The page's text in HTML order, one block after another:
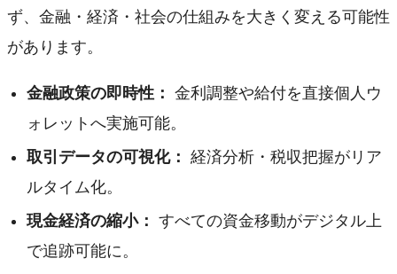
ず、金融・経済・社会の仕組みを大きく変える可能性
があります。
金融政策の即時性： 金利調整や給付を直接個人ウ
ォレットへ実施可能。
取引データの可視化： 経済分析・税収把握がリア
ルタイム化。
現金経済の縮小： すべての資金移動がデジタル上
で追跡可能に。